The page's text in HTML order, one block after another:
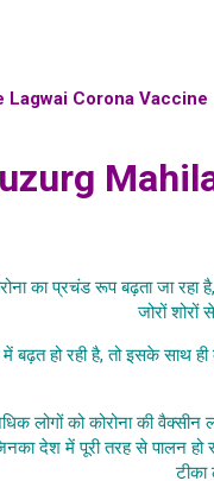
Lagwai Corona Vaccine
का प्रचंड रूप बढ़ता जा रहा है,
जोरों शोरों
हो रही है, तो इसके साथ ही
को कोरोना की वैक्सीन
देश में पूरी तरह से पालन
टीका